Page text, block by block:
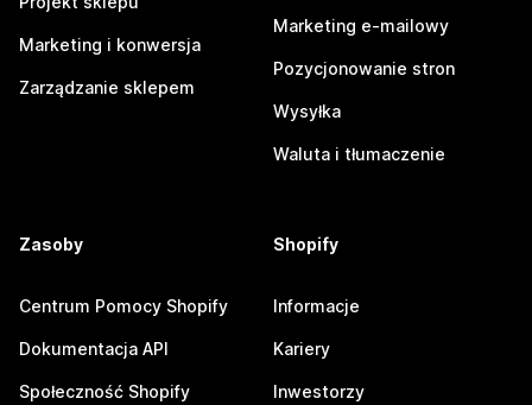
Marketing i konwersja
Zarządzanie sklepem
Marketing e-mailowy
Pozycjonowanie stron
Wysyłka
Waluta i tłumaczenie
Zasoby
Centrum Pomocy Shopify
Dokumentacja API
Społeczność Shopify
Shopify
Informacje
Kariery
Inwestorzy